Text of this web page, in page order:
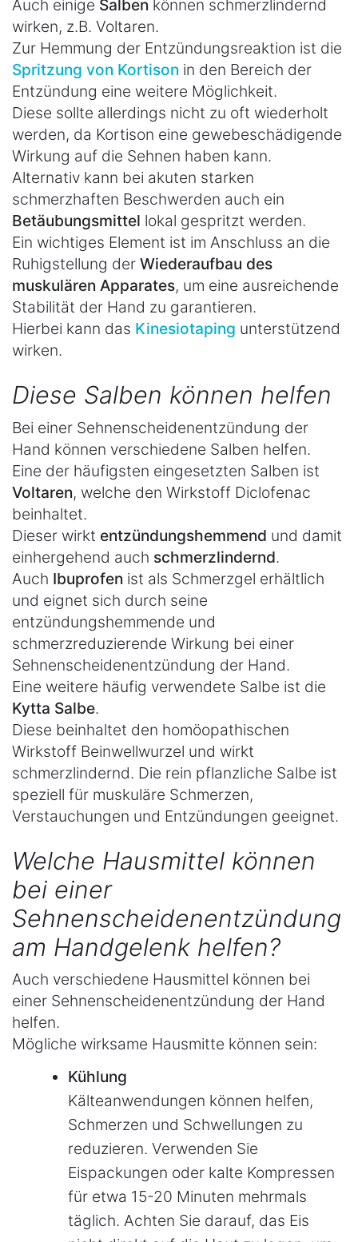
Auch einige Salben können schmerzlindernd
wirken, z.B. Voltaren.
Zur Hemmung der Entzündungsreaktion ist die
Spritzung von Kortison in den Bereich der
Entzündung eine weitere Möglichkeit.
Diese sollte allerdings nicht zu oft wiederholt
werden, da Kortison eine gewebeschädigende
Wirkung auf die Sehnen haben kann.
Alternativ kann bei akuten starken
schmerzhaften Beschwerden auch ein
Betäubungsmittel lokal gespritzt werden.
Ein wichtiges Element ist im Anschluss an die
Ruhigstellung der Wiederaufbau des
muskulären Apparates, um eine ausreichende
Stabilität der Hand zu garantieren.
Hierbei kann das Kinesiotaping unterstützend
wirken.
Diese Salben können helfen
Bei einer Sehnenscheidenentzündung der
Hand können verschiedene Salben helfen.
Eine der häufigsten eingesetzten Salben ist
Voltaren, welche den Wirkstoff Diclofenac
beinhaltet.
Dieser wirkt entzündungshemmend und damit
einhergehend auch schmerzlindernd.
Auch Ibuprofen ist als Schmerzgel erhältlich
und eignet sich durch seine
entzündungshemmende und
schmerzreduzierende Wirkung bei einer
Sehnenscheidenentzündung der Hand.
Eine weitere häufig verwendete Salbe ist die
Kytta Salbe.
Diese beinhaltet den homöopathischen
Wirkstoff Beinwellwurzel und wirkt
schmerzlindernd. Die rein pflanzliche Salbe ist
speziell für muskuläre Schmerzen,
Verstauchungen und Entzündungen geeignet.
Welche Hausmittel können
bei einer
Sehnenscheidenentzündung
am Handgelenk helfen?
Auch verschiedene Hausmittel können bei
einer Sehnenscheidenentzündung der Hand
helfen.
Mögliche wirksame Hausmitte können sein:
Kühlung
Kälteanwendungen können helfen,
Schmerzen und Schwellungen zu
reduzieren. Verwenden Sie
Eispackungen oder kalte Kompressen
für etwa 15-20 Minuten mehrmals
täglich. Achten Sie darauf, das Eis